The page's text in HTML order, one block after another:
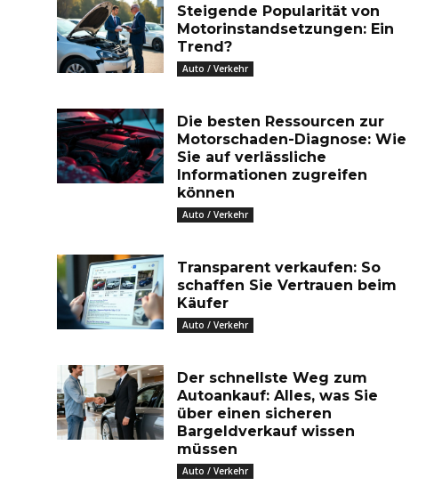
Steigende Popularität von
Motorinstandsetzungen: Ein
Trend?
Auto / Verkehr
Die besten Ressourcen zur
Motorschaden-Diagnose: Wie
Sie auf verlässliche
Informationen zugreifen
können
Auto / Verkehr
Transparent verkaufen: So
schaffen Sie Vertrauen beim
Käufer
Auto / Verkehr
Der schnellste Weg zum
Autoankauf: Alles, was Sie
über einen sicheren
Bargeldverkauf wissen
müssen
Auto / Verkehr